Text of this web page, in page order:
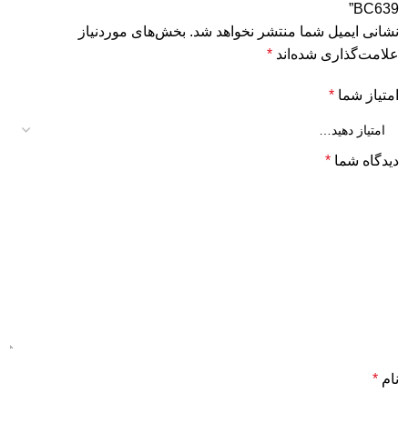
BC639”
نشانی ایمیل شما منتشر نخواهد شد. بخش‌های موردنیاز
علامت‌گذاری شده‌اند *
امتیاز شما *
دیدگاه شما *
نام *